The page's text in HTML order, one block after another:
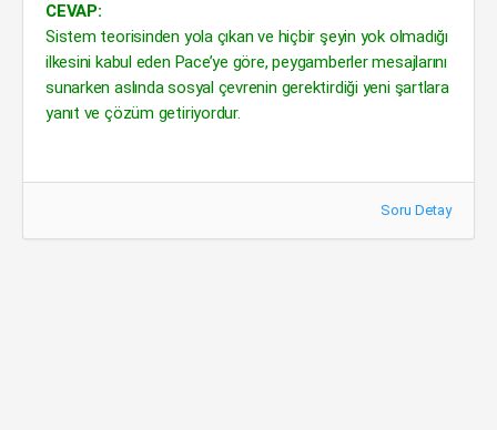
CEVAP:
Sistem teorisinden yola çıkan ve hiçbir şeyin yok olmadığı
ilkesini kabul eden Pace’ye göre, peygamberler mesajlarını
sunarken aslında sosyal çevrenin gerektirdiği yeni şartlara
yanıt ve çözüm getiriyordur.
Soru Detay